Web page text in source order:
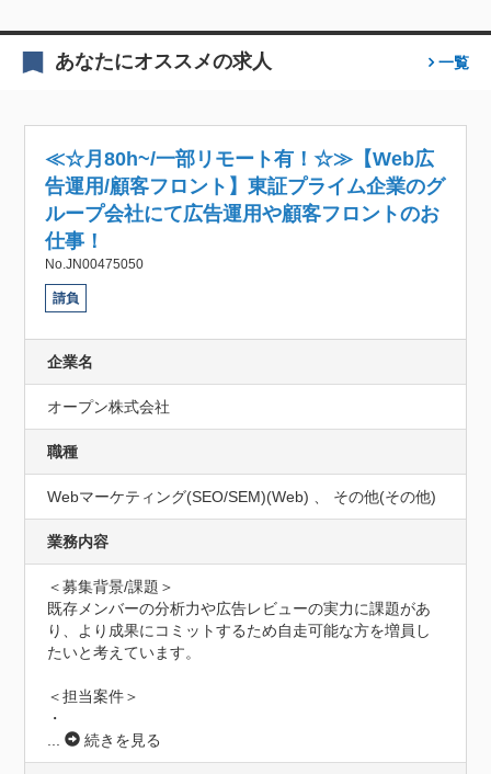
あなたにオススメの求人 一覧
≪☆月80h~/一部リモート有！☆≫【Web広
告運用/顧客フロント】東証プライム企業のグ
ループ会社にて広告運用や顧客フロントのお
仕事！
No.JN00475050
請負
企業名
オープン株式会社
職種
Webマーケティング(SEO/SEM)(Web) 、 その他(その他)
業務内容
＜募集背景/課題＞
既存メンバーの分析力や広告レビューの実力に課題があ
り、より成果にコミットするため自走可能な方を増員し
たいと考えています。
＜担当案件＞
・
...
続きを見る